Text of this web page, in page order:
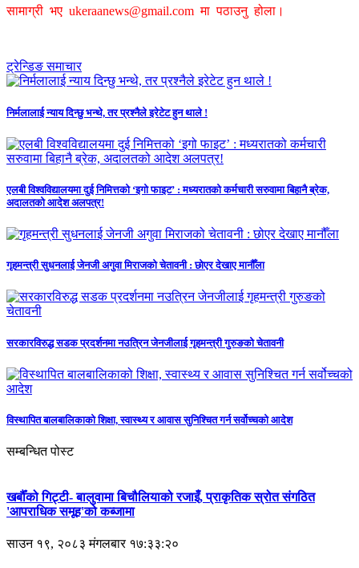
सामाग्री भए ukeraanews@gmail.com मा पठाउनु होला।
ट्रेन्डिङ समाचार
निर्मलालाई न्याय दिन्छु भन्थे, तर प्रश्नैले इरेटेट हुन थाले !
एलबी विश्वविद्यालयमा दुई निमित्तको ‘इगो फाइट’ : मध्यरातको कर्मचारी सरुवामा बिहानै ब्रेक,
अदालतको आदेश अलपत्र!
गृहमन्त्री सुधनलाई जेनजी अगुवा मिराजको चेतावनी : छोएर देखाए मानौँला
सरकारविरुद्ध सडक प्रदर्शनमा नउत्रिन जेनजीलाई गृहमन्त्री गुरुङको चेतावनी
विस्थापित बालबालिकाको शिक्षा, स्वास्थ्य र आवास सुनिश्चित गर्न सर्वोच्चको आदेश
सम्बन्धित पोस्ट
खर्बौँको गिट्टी- बालुवामा बिचौलियाको रजाइँ, प्राकृतिक स्रोत संगठित
'आपराधिक समूह'को कब्जामा
साउन १९, २०८३ मंगलबार १७:३३:२०